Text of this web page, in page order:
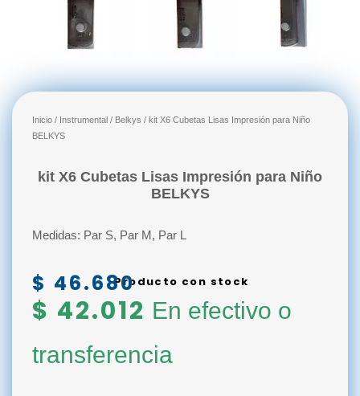
Inicio / Instrumental / Belkys / kit X6 Cubetas Lisas Impresión para Niño
BELKYS
kit X6 Cubetas Lisas Impresión para Niño
BELKYS
Medidas: Par S, Par M, Par L
Producto con stock
$ 46.680
$ 42.012 En efectivo o
transferencia